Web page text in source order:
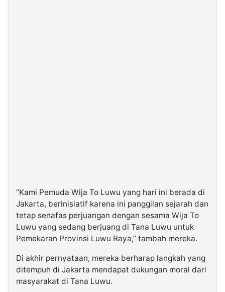
“Kami Pemuda Wija To Luwu yang hari ini berada di
Jakarta, berinisiatif karena ini panggilan sejarah dan
tetap senafas perjuangan dengan sesama Wija To
Luwu yang sedang berjuang di Tana Luwu untuk
Pemekaran Provinsi Luwu Raya,” tambah mereka.
Di akhir pernyataan, mereka berharap langkah yang
ditempuh di Jakarta mendapat dukungan moral dari
masyarakat di Tana Luwu.